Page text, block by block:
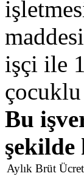
işçi ile
Bu
şekilde
Aylık Brüt Ücret